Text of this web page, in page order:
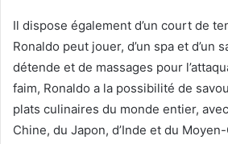
Il dispose également d’un court de
Ronaldo peut jouer, d’un spa et d’un
détende et de massages pour
faim, Ronaldo a la possibilité de
plats culinaires du monde entier,
Chine, du Japon, d’Inde et du